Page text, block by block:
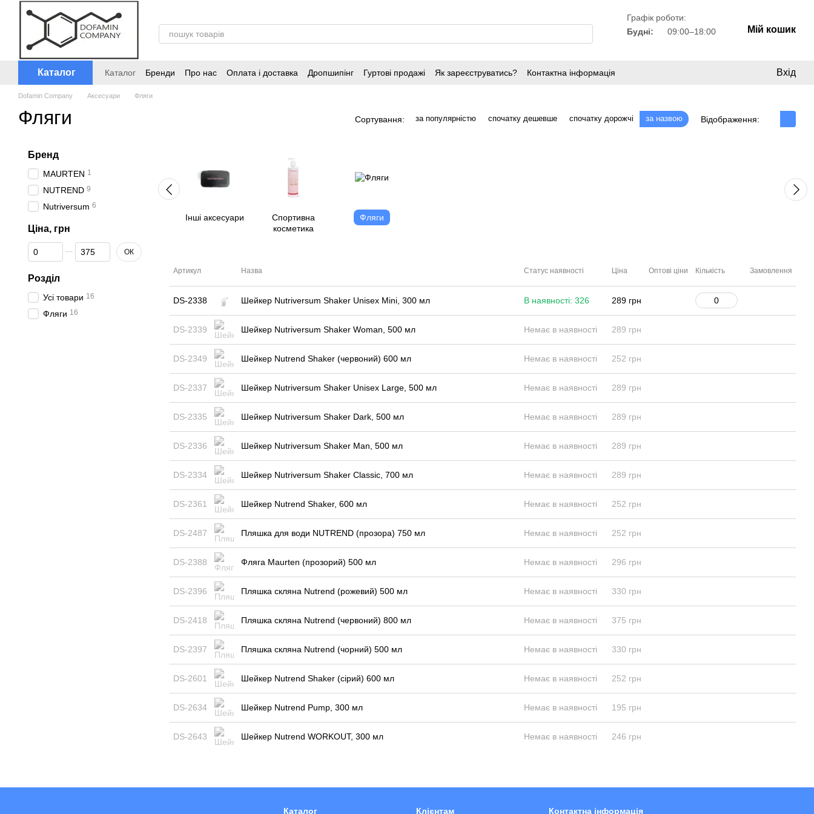
Перейти до основного контенту
Графік роботи:
Будні:
09:00–18:00 Мій кошик
Каталог Каталог Бренди Про нас Оплата і доставка Дропшипінг Гуртові продажі Як зареєструватись? Контактна інформація Вхід
Dofamin Company Аксесуари Фляги
Фляги Сортування: за популярністю спочатку дешевше спочатку дорожчі за назвою Відображення:
Інші аксесуари
Спортивна
косметика
Фляги
Артикул Назва Статус наявності Ціна Оптові ціни Кількість Замовлення
DS-2338 Шейкер Nutriversum Shaker Unisex Mini, 300 мл В наявності: 326 289 грн
DS-2339 Шейкер Nutriversum Shaker Woman, 500 мл Немає в наявності 289 грн
DS-2349 Шейкер Nutrend Shaker (червоний) 600 мл Немає в наявності 252 грн
DS-2337 Шейкер Nutriversum Shaker Unisex Large, 500 мл Немає в наявності 289 грн
DS-2335 Шейкер Nutriversum Shaker Dark, 500 мл Немає в наявності 289 грн
DS-2336 Шейкер Nutriversum Shaker Man, 500 мл Немає в наявності 289 грн
DS-2334 Шейкер Nutriversum Shaker Classic, 700 мл Немає в наявності 289 грн
DS-2361 Шейкер Nutrend Shaker, 600 мл Немає в наявності 252 грн
DS-2487 Пляшка для води NUTREND (прозора) 750 мл Немає в наявності 252 грн
DS-2388 Фляга Maurten (прозорий) 500 мл Немає в наявності 296 грн
DS-2396 Пляшка скляна Nutrend (рожевий) 500 мл Немає в наявності 330 грн
DS-2418 Пляшка скляна Nutrend (червоний) 800 мл Немає в наявності 375 грн
DS-2397 Пляшка скляна Nutrend (чорний) 500 мл Немає в наявності 330 грн
DS-2601 Шейкер Nutrend Shaker (сірий) 600 мл Немає в наявності 252 грн
DS-2634 Шейкер Nutrend Pump, 300 мл Немає в наявності 195 грн
DS-2643 Шейкер Nutrend WORKOUT, 300 мл Немає в наявності 246 грн
Бренд
MAURTEN 1
NUTREND 9
Nutriversum 6
Ціна, грн
Від Ціна, грн
До Ціна, грн ОК
Розділ
Усі товари 16
Фляги 16
Каталог Клієнтам Контактна інформація